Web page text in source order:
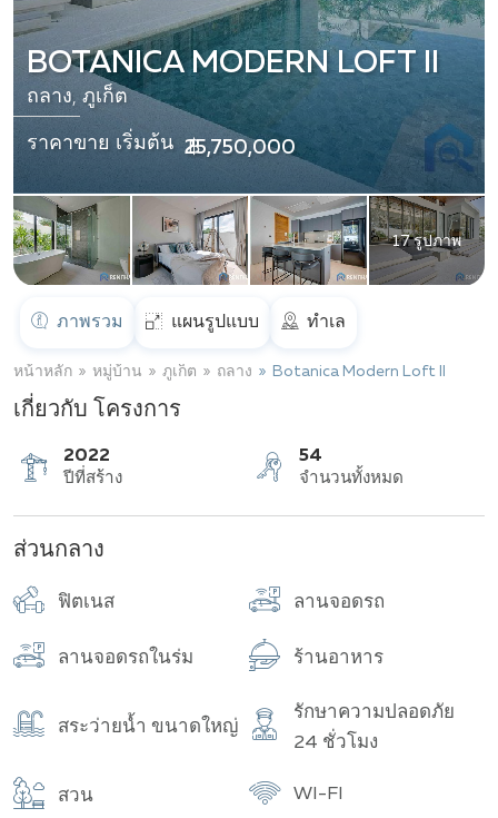
17 รูปภาพ
BOTANICA MODERN LOFT II
ถลาง, ภูเก็ต
ราคาขาย เริ่มต้น ฿ 25,750,000
ภาพรวม แผนรูปแบบ ทำเล
หน้าหลัก หมู่บ้าน ภูเก็ต ถลาง Botanica Modern Loft II
เกี่ยวกับ โครงการ
2022
ส่วนกลาง
ฟิตเนส ลานจอดรถ
ลานจอดรถในร่ม ร้านอาหาร
สระว่ายน้ำ ขนาดใหญ่
รักษาความปลอดภัย
24 ชั่วโมง
สวน WI-FI